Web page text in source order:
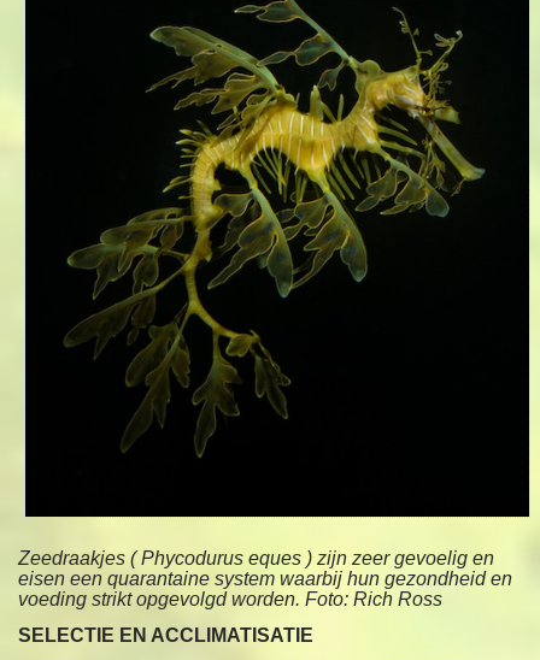
Zeedraakjes ( Phycodurus eques ) zijn zeer gevoelig en
eisen een quarantaine system waarbij hun gezondheid en
voeding strikt opgevolgd worden.Foto: Rich Ross
SELECTIE EN ACCLIMATISATIE